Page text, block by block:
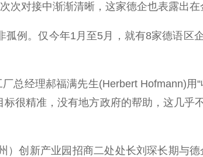
对接中渐渐清晰，这家德企也表露出在
例。仅今年1月至5月，就有8家德语区
经理郝福满先生(Herbert Hofmann)用“
很精准，没有地方政府的帮助，这几乎
创新产业园招商二处处长刘琛长期与德